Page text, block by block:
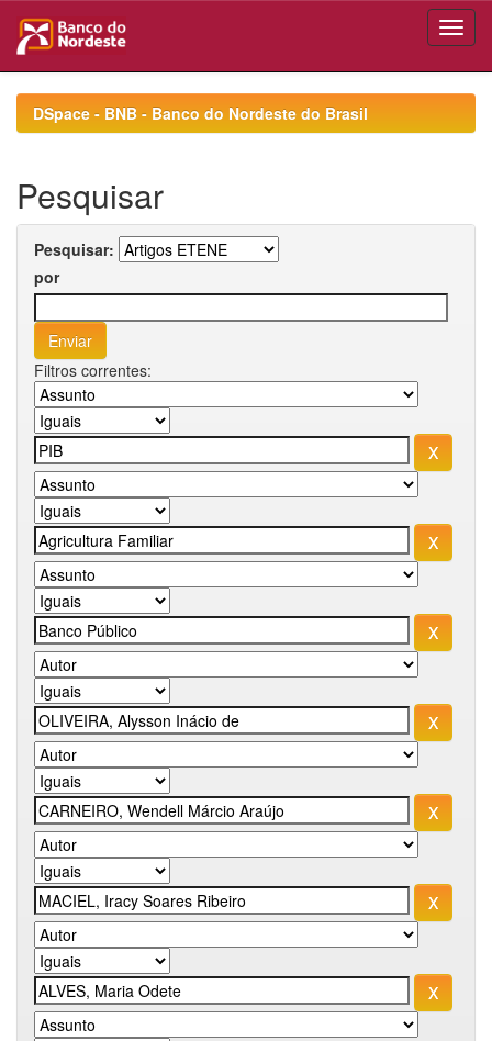
navigationDSpace - BNB - Banco do Nordeste do Brasil
Pesquisar
Pesquisar:
por
Filtros correntes: